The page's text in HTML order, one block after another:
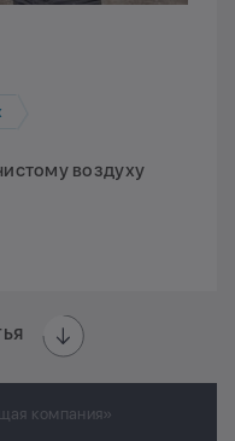
воздуху
компания»